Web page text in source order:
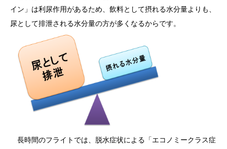
イン」は利尿作用があるため、飲料として摂れる水分量よりも、
尿として排泄される水分量の方が多くなるからです。
長時間のフライトでは、脱水症状による「エコノミークラス症